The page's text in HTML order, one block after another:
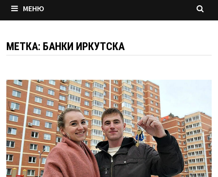
МЕНЮ
МЕТКА: БАНКИ ИРКУТСКА